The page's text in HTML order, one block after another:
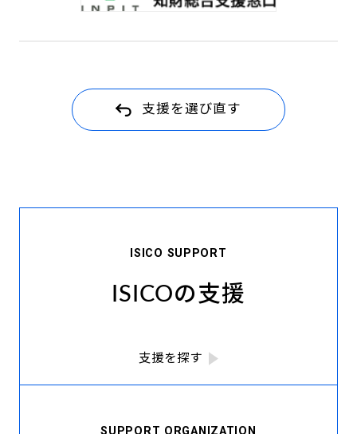
支援を選び直す
ISICO SUPPORT
ISICOの支援
支援を探す
SUPPORT ORGANIZATION